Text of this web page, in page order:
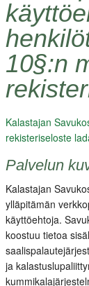
Ajankohtaista
Koskikummit
Medialle
Kauppa
10§:n
Kalastajan
rekisteriseloste
Palvelun
Kalastajan
ylläpitämän
käyttöehtoja.
koostuu tietoa
ja